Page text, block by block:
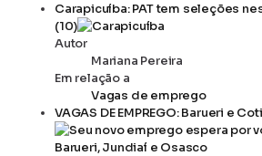
Carapicuíba: PAT tem seleções
(10)
Autor
Mariana Pereira
Em relação a
Vagas de emprego
VAGAS DE EMPREGO: Barueri e